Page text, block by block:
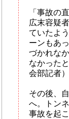
「事故の
広末容疑
ていたよ
ーンもあ
づかれな
なかった
会部記者）
その後、
へ。トン
事故を起